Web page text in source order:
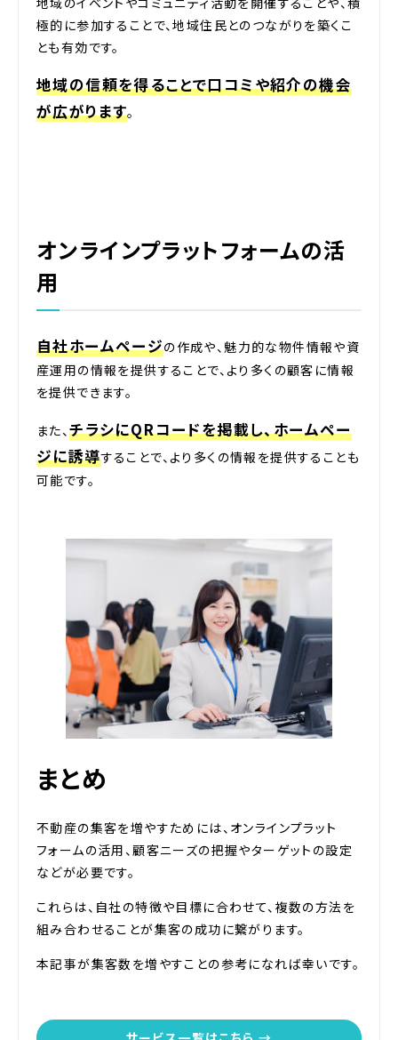
極的に参加することで、地域住民とのつながりを築くこ
とも有効です。
地域の信頼を得ることで口コミや紹介の機会
が広がります。
オンラインプラットフォームの活
用
自社ホームページの作成や、魅力的な物件情報や資
産運用の情報を提供することで、より多くの顧客に情報
を提供できます。
また、チラシにQRコードを掲載し、ホームペー
ジに誘導することで、より多くの情報を提供することも
可能です。
まとめ
不動産の集客を増やすためには、オンラインプラット
フォームの活用、顧客ニーズの把握やターゲットの設定
などが必要です。
これらは、自社の特徴や目標に合わせて、複数の方法を
組み合わせることが集客の成功に繋がります。
本記事が集客数を増やすことの参考になれば幸いです。